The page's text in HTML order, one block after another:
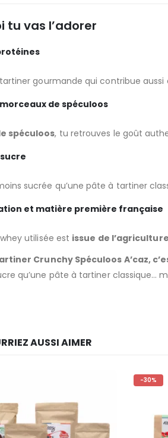
tu vas l’adorer
gourmande qui contribue
morceaux de spéculoos
spéculoos, tu retrouves le goût
sucrée qu’une pâte à tartiner
et matière première française
utilisée est issue de
Crunchy Spéculoos A’caz,
qu’une pâte à tartiner classique…
AUSSI AIMER
-30%